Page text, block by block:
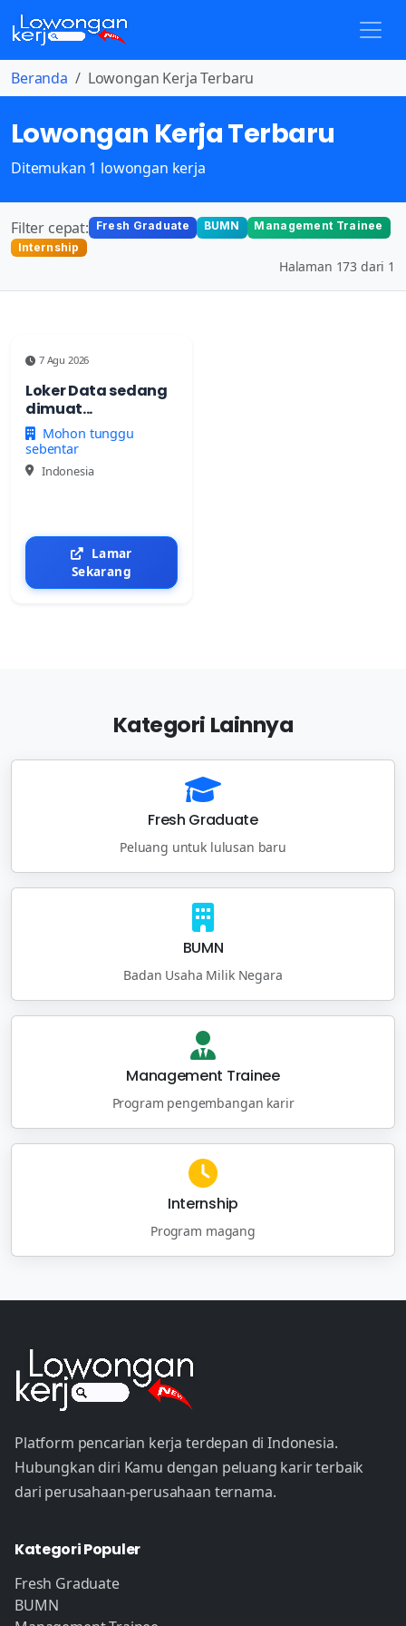
Beranda Lowongan Kerja Terbaru
Lowongan Kerja Terbaru
Ditemukan 1 lowongan kerja
Filter cepat: Fresh Graduate BUMN
Management Trainee
Internship
Halaman 173 dari 1
7 Agu 2026
Loker Data sedang
dimuat...
Mohon tunggu
sebentar
Indonesia
Lamar
Sekarang
Kategori Lainnya
Fresh Graduate
Peluang untuk lulusan baru
BUMN
Badan Usaha Milik Negara
Management Trainee
Program pengembangan karir
Internship
Program magang
Platform pencarian kerja terdepan di Indonesia.
Hubungkan diri Kamu dengan peluang karir terbaik
dari perusahaan-perusahaan ternama.
Kategori Populer
Fresh Graduate
BUMN